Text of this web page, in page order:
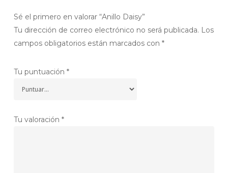
Sé el primero en valorar “Anillo Daisy”
Tu dirección de correo electrónico no será publicada. Los
campos obligatorios están marcados con *
Tu puntuación *
Tu valoración *